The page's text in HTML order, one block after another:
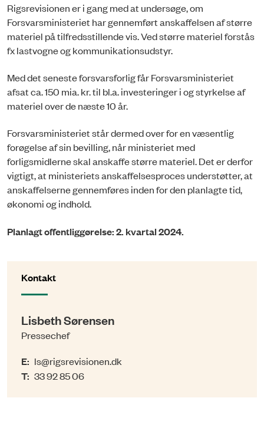
Rigsrevisionen er i gang med at undersøge, om
Forsvarsministeriet har gennemført anskaffelsen af større
materiel på tilfredsstillende vis. Ved større materiel forstås
fx lastvogne og kommunikationsudstyr.
Med det seneste forsvarsforlig får Forsvarsministeriet
afsat ca. 150 mia. kr. til bl.a. investeringer i og styrkelse af
materiel over de næste 10 år.
Forsvarsministeriet står dermed over for en væsentlig
forøgelse af sin bevilling, når ministeriet med
forligsmidlerne skal anskaffe større materiel. Det er derfor
vigtigt, at ministeriets anskaffelsesproces understøtter, at
anskaffelserne gennemføres inden for den planlagte tid,
økonomi og indhold.
Planlagt offentliggørelse: 2. kvartal 2024.
Kontakt
Lisbeth Sørensen
Pressechef
E: ls@rigsrevisionen.dk
T: 33 92 85 06